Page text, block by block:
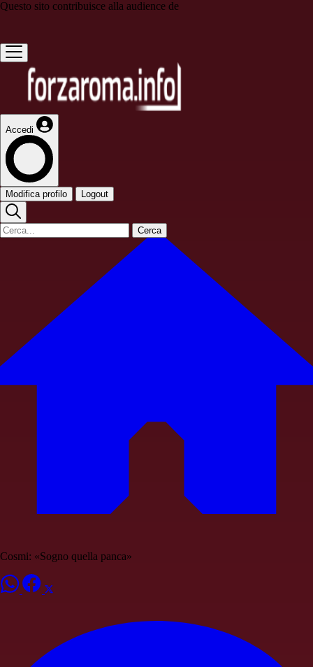
Questo sito contribuisce alla audience de
Accedi
Modifica profilo Logout
Cerca
Cosmi: «Sogno quella panca»